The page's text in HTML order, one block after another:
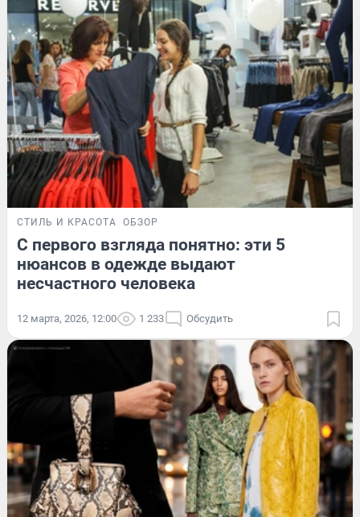
СТИЛЬ И КРАСОТА ОБЗОР
С первого взгляда понятно: эти 5
нюансов в одежде выдают
несчастного человека
12 марта, 2026, 12:00 1 233 Обсудить